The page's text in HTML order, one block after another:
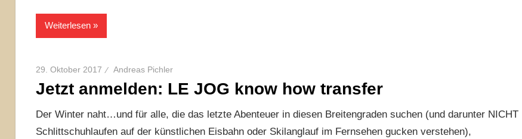
Weiterlesen
29. Oktober 2017 Andreas Pichler
Jetzt anmelden: LE JOG know how transfer
Der Winter naht…und für alle, die das letzte Abenteuer in diesen Breitengraden suchen (und darunter NICHT
Schlittschuhlaufen auf der künstlichen Eisbahn oder Skilanglauf im Fernsehen gucken verstehen),